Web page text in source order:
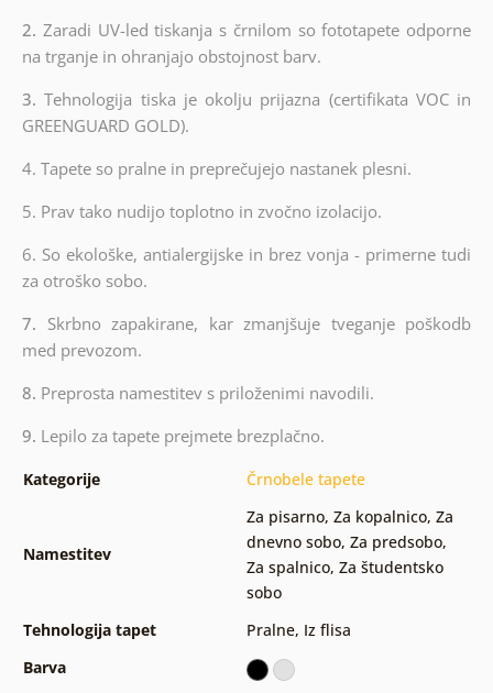
2. Zaradi UV-led tiskanja s črnilom so fototapete odporne
na trganje in ohranjajo obstojnost barv.
3.Tehnologija tiska je okolju prijazna (certifikata VOC in
GREENGUARD GOLD).
4. Tapete so pralne in preprečujejo nastanek plesni.
5. Prav tako nudijo toplotno in zvočno izolacijo.
6. So ekološke, antialergijske in brez vonja - primerne tudi
za otroško sobo.
7. Skrbno zapakirane, kar zmanjšuje tveganje poškodb
med prevozom.
8. Preprosta namestitev s priloženimi navodili.
9. Lepilo za tapete prejmete brezplačno.
Kategorije Črnobele tapete
Namestitev
Za pisarno, Za kopalnico, Za
dnevno sobo, Za predsobo,
Za spalnico, Za študentsko
sobo
Tehnologija tapet
Pralne, Iz flisa
Barva